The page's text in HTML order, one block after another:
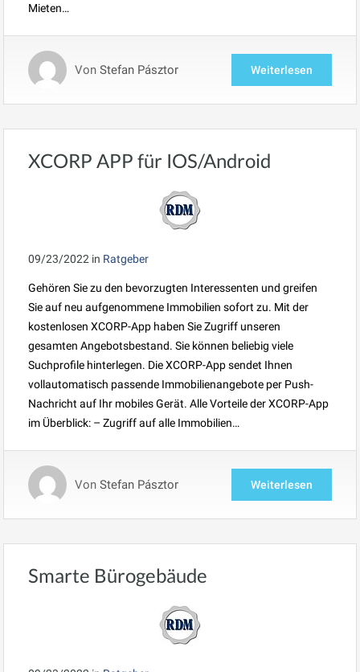
Mieten…
Von Stefan Pásztor Weiterlesen
XCORP APP für IOS/Android
09/23/2022 in Ratgeber
Gehören Sie zu den bevorzugten Interessenten und greifen
Sie auf neu aufgenommene Immobilien sofort zu. Mit der
kostenlosen XCORP-App haben Sie Zugriff unseren
gesamten Angebotsbestand. Sie können beliebig viele
Suchprofile hinterlegen. Die XCORP-App sendet Ihnen
vollautomatisch passende Immobilienangebote per Push-
Nachricht auf Ihr mobiles Gerät. Alle Vorteile der XCORP-App
im Überblick: – Zugriff auf alle Immobilien…
Von Stefan Pásztor Weiterlesen
Smarte Bürogebäude